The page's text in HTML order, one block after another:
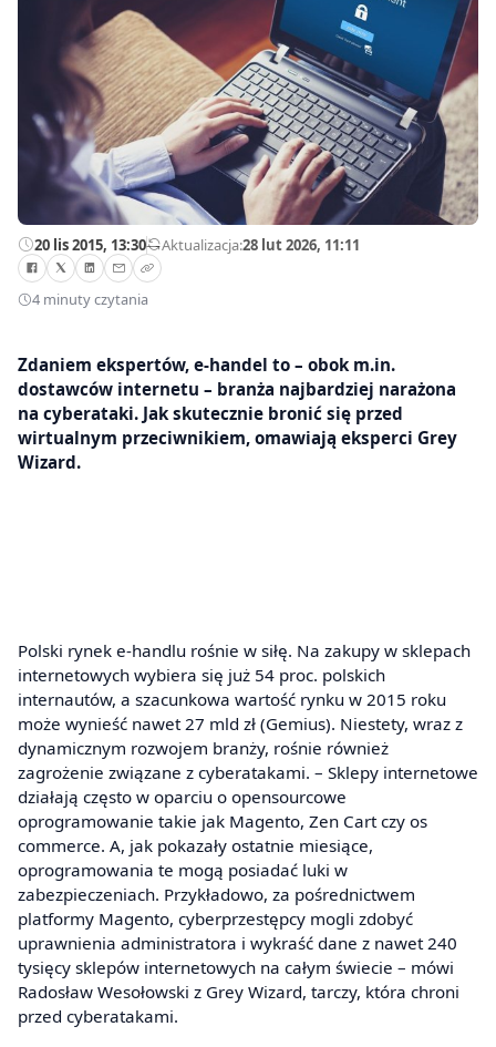
20 lis 2015, 13:30—Aktualizacja:28 lut 2026, 11:11
4 minuty czytania
Zdaniem ekspertów, e-handel to – obok m.in.
dostawców internetu – branża najbardziej narażona
na cyberataki. Jak skutecznie bronić się przed
wirtualnym przeciwnikiem, omawiają eksperci Grey
Wizard.
Polski rynek e-handlu rośnie w siłę. Na zakupy w sklepach
internetowych wybiera się już 54 proc. polskich
internautów, a szacunkowa wartość rynku w 2015 roku
może wynieść nawet 27 mld zł (Gemius). Niestety, wraz z
dynamicznym rozwojem branży, rośnie również
zagrożenie związane z cyberatakami. – Sklepy internetowe
działają często w oparciu o opensourcowe
oprogramowanie takie jak Magento, Zen Cart czy os
commerce. A, jak pokazały ostatnie miesiące,
oprogramowania te mogą posiadać luki w
zabezpieczeniach. Przykładowo, za pośrednictwem
platformy Magento, cyberprzestępcy mogli zdobyć
uprawnienia administratora i wykraść dane z nawet 240
tysięcy sklepów internetowych na całym świecie – mówi
Radosław Wesołowski z Grey Wizard, tarczy, która chroni
przed cyberatakami.